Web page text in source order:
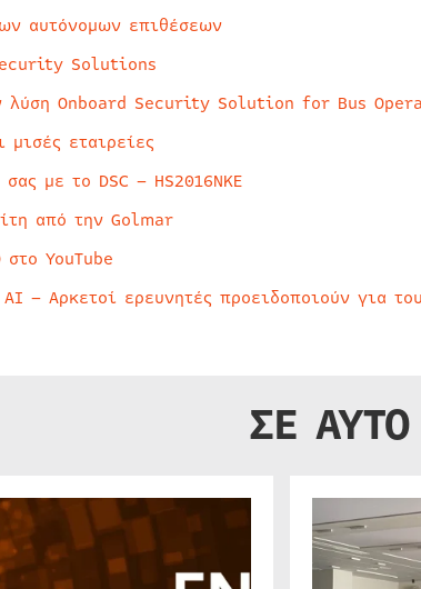
αυτόνομων επιθέσεων
Solutions
λύση Onboard Security Solution for Bus
μισές εταιρείες
με το DSC – HS2016NKE
από την Golmar
YouTube
– Αρκετοί ερευνητές προειδοποιούν για
ΣΕ